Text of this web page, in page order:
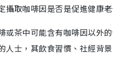
取咖啡因是否是促進健康
茶中可能含有咖啡因以外
士，其飲食習慣、社經背